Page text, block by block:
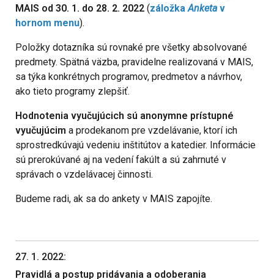
MAIS od 30. 1. do 28. 2. 2022 (záložka Anketav
hornom menu).
Položky dotazníka sú rovnaké pre všetky absolvované
predmety. Spätná väzba, pravidelne realizovaná v MAIS,
sa týka konkrétnych programov, predmetov a návrhov,
ako tieto programy zlepšiť.
Hodnotenia vyučujúcich sú anonymne prístupné
vyučujúcim a prodekanom pre vzdelávanie, ktorí ich
sprostredkúvajú vedeniu inštitútov a katedier. Informácie
sú prerokúvané aj na vedení fakúlt a sú zahrnuté v
správach o vzdelávacej činnosti.
Budeme radi, ak sa do ankety v MAIS zapojíte.
27. 1. 2022:
Pravidlá a postup pridávania a odoberania